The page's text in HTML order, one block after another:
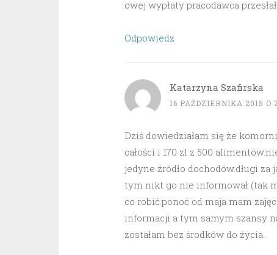
owej wypłaty pracodawca
Odpowiedz
Katarzyna Szafirska
16 PAŹDZIERNIKA 2015 O
Dziś dowiedziałam się że
całości i 170 zl z 500
jedyne źródło dochodów.długi
tym nikt go nie informował (tak
co robić.ponoć od maja mam
informacji a tym samym szansy
zostałam bez środków do życia.